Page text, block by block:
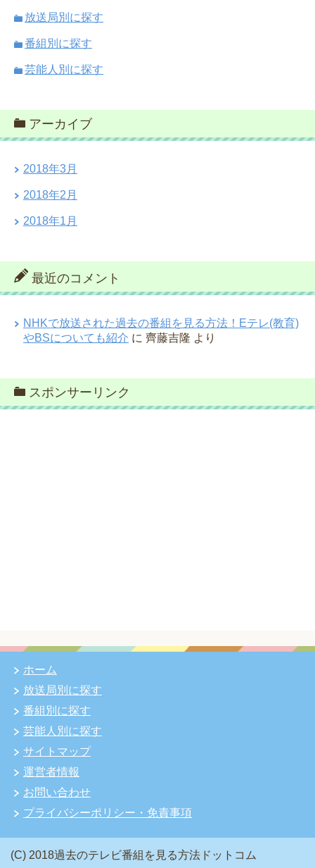
放送局別に探す
番組別に探す
芸能人別に探す
アーカイブ
2018年3月
2018年2月
2018年1月
最近のコメント
NHKで放送された過去の番組を見る方法！Eテレ(教育)
やBSについても紹介 に 齊藤吉隆 より
スポンサーリンク
ホーム
放送局別に探す
番組別に探す
芸能人別に探す
サイトマップ
運営者情報
お問い合わせ
プライバシーポリシー・免責事項
(C) 2018過去のテレビ番組を見る方法ドットコム